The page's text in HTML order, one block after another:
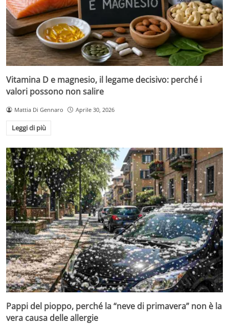
Vitamina D e magnesio, il legame decisivo: perché i
valori possono non salire
Mattia Di Gennaro Aprile 30, 2026
Leggi di più
Pappi del pioppo, perché la “neve di primavera” non è la
vera causa delle allergie